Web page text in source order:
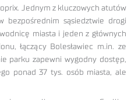
Jednym z kluczowych atutów
bezpośrednim sąsiedztwie drogi
miasta i jeden z głównych
łączący Bolesławiec m.in. ze
parku zapewni wygodny dostęp,
ponad 37 tys. osób miasta, ale